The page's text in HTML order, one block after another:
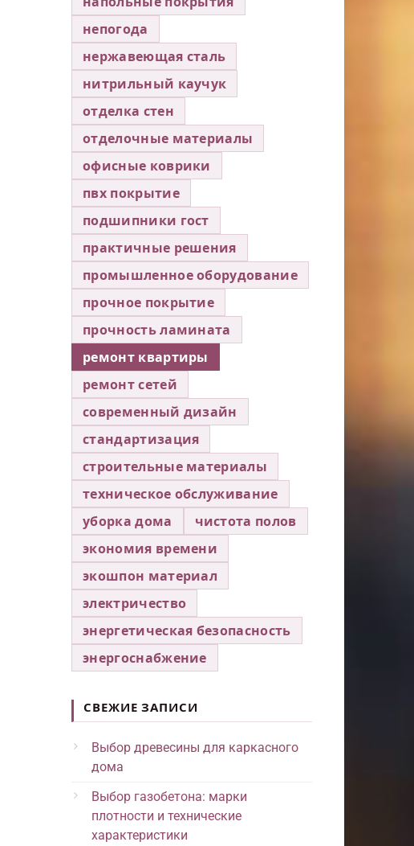
непогода
нержавеющая сталь
нитрильный каучук
отделка стен
отделочные материалы
офисные коврики
пвх покрытие
подшипники гост
практичные решения
промышленное оборудование
прочное покрытие
прочность ламината
ремонт квартиры
ремонт сетей
современный дизайн
стандартизация
строительные материалы
техническое обслуживание
уборка дома
чистота полов
экономия времени
экошпон материал
электричество
энергетическая безопасность
энергоснабжение
СВЕЖИЕ ЗАПИСИ
Выбор древесины для каркасного
дома
Выбор газобетона: марки
плотности и технические
характеристики